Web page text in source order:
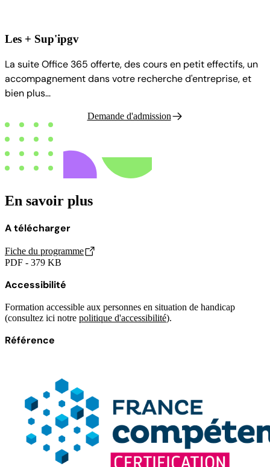
Les + Sup'ipgv
La suite Office 365 offerte, des cours en petit effectifs, un
accompagnement dans votre recherche d'entreprise, et
bien plus...
Demande d'admission
En savoir plus
A télécharger
Fiche du programme
PDF - 379 KB
Accessibilité
Formation accessible aux personnes en situation de handicap
(consultez ici notre politique d'accessibilité).
Référence